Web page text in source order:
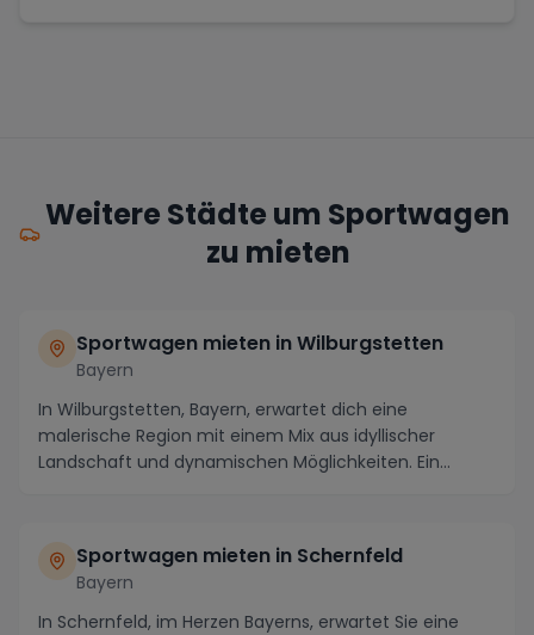
Weitere Städte um Sportwagen
zu mieten
Sportwagen mieten in Wilburgstetten
Bayern
In Wilburgstetten, Bayern, erwartet dich eine
malerische Region mit einem Mix aus idyllischer
Landschaft und dynamischen Möglichkeiten. Ein
Sportwagen mieten in Schernfeld
Bayern
In Schernfeld, im Herzen Bayerns, erwartet Sie eine